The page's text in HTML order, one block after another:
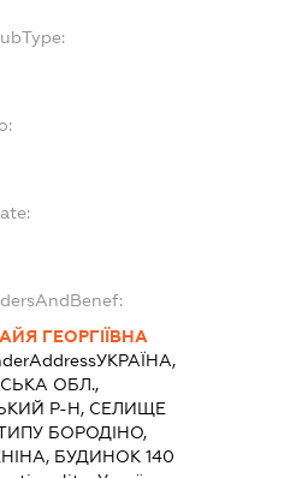
ГЕОРГІЇВНА
УКРАЇНА,
ОБЛ.,
Р-Н, СЕЛИЩЕ
БОРОДІНО,
БУДИНОК 140